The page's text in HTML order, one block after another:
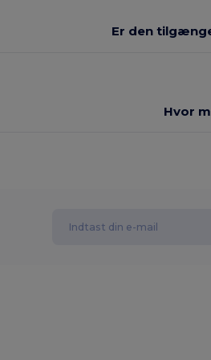
Er den
Hvor